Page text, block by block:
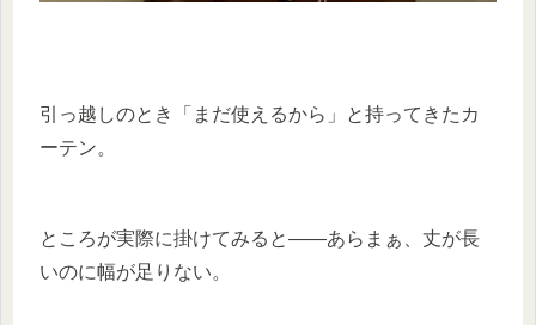
引っ越しのとき「まだ使えるから」と持ってきたカ
ーテン。
ところが実際に掛けてみると——あらまぁ、丈が長
いのに幅が足りない。